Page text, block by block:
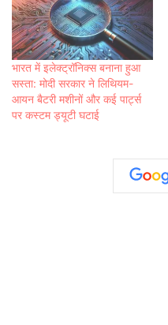
भारत में इलेक्ट्रॉनिक्स बनाना हुआ
सस्ता: मोदी सरकार ने लिथियम-
आयन बैटरी मशीनों और कई पार्ट्स
पर कस्टम ड्यूटी घटाई